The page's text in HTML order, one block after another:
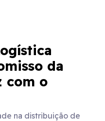
da
com o
na distribuição de